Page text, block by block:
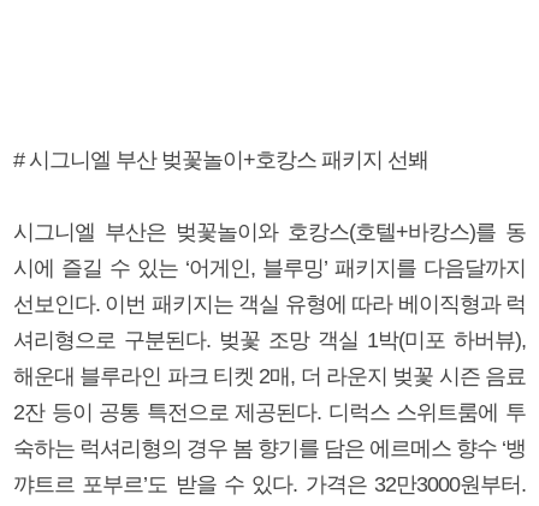
# 시그니엘 부산 벚꽃놀이+호캉스 패키지 선봬
시그니엘 부산은 벚꽃놀이와 호캉스(호텔+바캉스)를 동
시에 즐길 수 있는 ‘어게인, 블루밍’ 패키지를 다음달까지
선보인다. 이번 패키지는 객실 유형에 따라 베이직형과 럭
셔리형으로 구분된다. 벚꽃 조망 객실 1박(미포 하버뷰),
해운대 블루라인 파크 티켓 2매, 더 라운지 벚꽃 시즌 음료
2잔 등이 공통 특전으로 제공된다. 디럭스 스위트룸에 투
숙하는 럭셔리형의 경우 봄 향기를 담은 에르메스 향수 ‘뱅
꺄트르 포부르’도 받을 수 있다. 가격은 32만3000원부터.